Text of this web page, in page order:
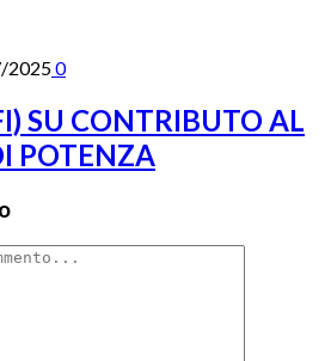
20250
SU CONTRIBUTO AL
POTENZA